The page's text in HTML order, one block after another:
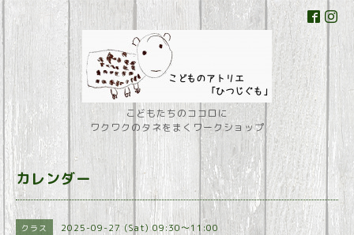
こどもたちのココロに
ワクワクのタネをまくワークショップ
カレンダー
クラス 2025-09-27 (Sat) 09:30～11:00